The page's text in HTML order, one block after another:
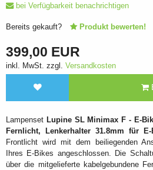
bei Verfügbarkeit benachrichtigen
Bereits gekauft? Produkt bewerten!
399,00 EUR
inkl. MwSt. zzgl. Versandkosten
Lampenset Lupine SL Minimax F - E-
Fernlicht, Lenkerhalter 31.8mm für
Frontlicht wird mit dem beiliegenden
Ihres E-Bikes angeschlossen. Die
über die mitgelieferte kabelgebundene